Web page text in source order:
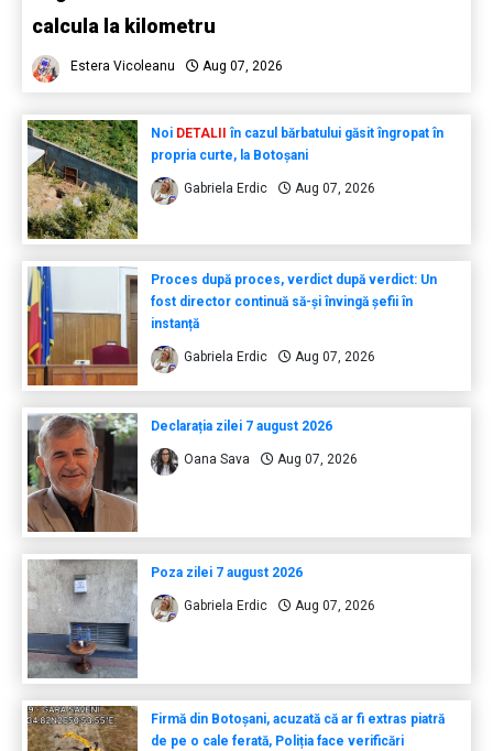
calcula la kilometru
Estera Vicoleanu Aug 07, 2026
Noi DETALIIîn cazul bărbatului găsit îngropat în
propria curte, la Botoșani
Gabriela Erdic Aug 07, 2026
Proces după proces, verdict după verdict: Un
fost director continuă să-și învingă șefii în
instanță
Gabriela Erdic Aug 07, 2026
Declarația zilei 7 august 2026
Oana Sava Aug 07, 2026
Poza zilei 7 august 2026
Gabriela Erdic Aug 07, 2026
Firmă din Botoșani, acuzată că ar fi extras piatră
de pe o cale ferată, Poliția face verificări